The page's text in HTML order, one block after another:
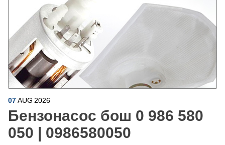
07AUG 2026
Бензонасос бош 0 986 580
050 | 0986580050